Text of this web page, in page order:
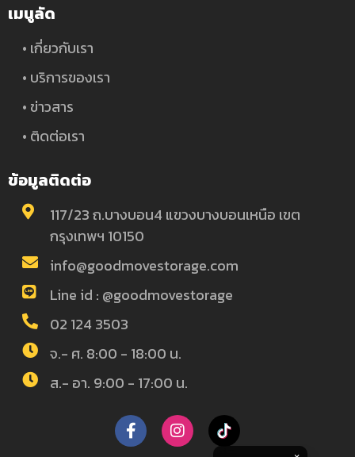
เมนูลัด
• เกี่ยวกับเรา
• บริการของเรา
• ข่าวสาร
• ติดต่อเรา
ข้อมูลติดต่อ
117/23 ถ.บางบอน4 แขวงบางบอนเหนือ เขต
กรุงเทพฯ 10150
info@goodmovestorage.com
Line id : @goodmovestorage
02 124 3503
จ.- ศ. 8:00 - 18:00 น.
ส.- อา. 9:00 - 17:00 น.